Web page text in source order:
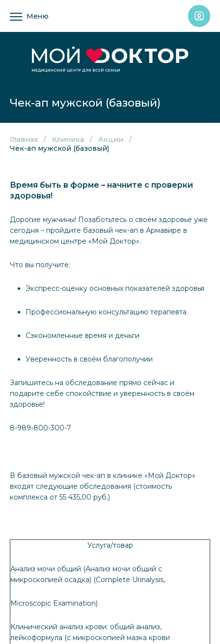
Меню
Чек-ап мужской (базовый)
Главная Клиника
Акции
Чек-ап мужской (базовый)
Время быть в форме – начните с проверки
здоровья!
Дорогие мужчины! Позаботьтесь о своём здоровье уже
сегодня – пройдите базовый чек-ап в Армавире в
медицинском центре «Мой Доктор».
Что вы получите:
Экспресс-оценку основных показателей здоровья
Профессиональную консультацию терапевта
Сэкономленные время и деньги
Уверенность в своём благополучии
Запишитесь на обследование прямо сейчас и
подарите себе спокойствие и уверенность в своём
здоровье!
8-989-800-300-7
В базовый мужской чек-ап в клинике «Мой Доктор»
входят следующие обследования (стоимость
комплекса от 55 435,00 руб.)
Услуга/товар
Анализ мочи общий (Анализ мочи общий с
микроскопией осадка) (Complete Urinalysis,
Microscopic Examination)
Клинический анализ крови: общий анализ,
лейкоформула (с микроскопией мазка крови